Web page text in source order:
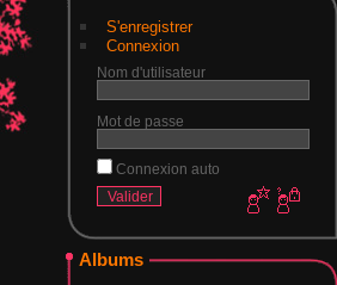
S'enregistrer
Connexion
Nom d'utilisateur
Mot de passe
Connexion auto
Albums